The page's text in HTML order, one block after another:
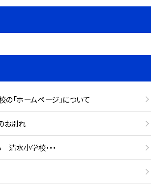
「ホームページ」について
お別れ
水小学校・・・